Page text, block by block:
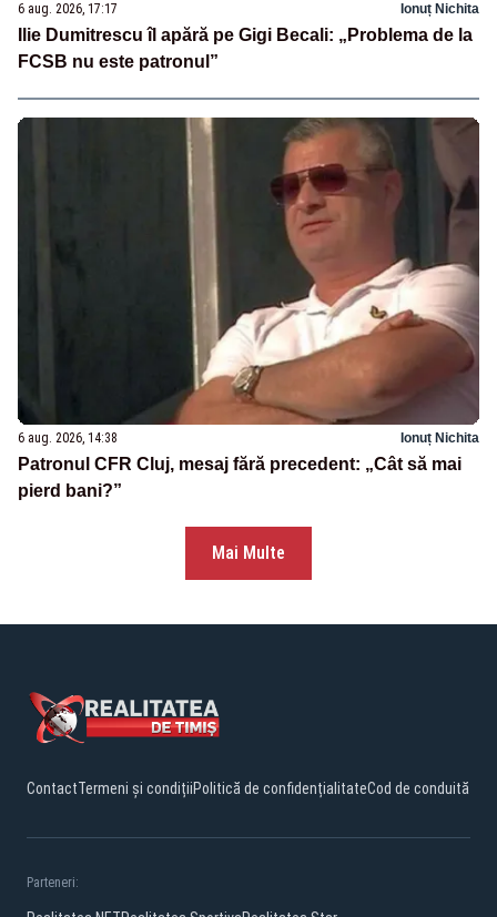
6 aug. 2026, 17:17 Ionuț Nichita
Ilie Dumitrescu îl apără pe Gigi Becali: „Problema de la
FCSB nu este patronul”
6 aug. 2026, 14:38 Ionuț Nichita
Patronul CFR Cluj, mesaj fără precedent: „Cât să mai
pierd bani?”
Mai Multe
ContactTermeni și condițiiPolitică de confidențialitateCod de conduită
Parteneri: